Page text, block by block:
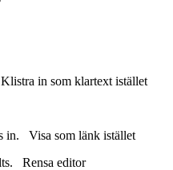
Klistra in som klartext istället
in. Visa som länk istället
Rensa editor